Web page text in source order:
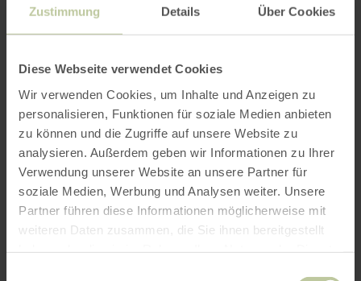
Zustimmung Details Über Cookies
Diese Webseite verwendet Cookies
Wir verwenden Cookies, um Inhalte und Anzeigen zu
personalisieren, Funktionen für soziale Medien anbieten
zu können und die Zugriffe auf unsere Website zu
analysieren. Außerdem geben wir Informationen zu Ihrer
Verwendung unserer Website an unsere Partner für
soziale Medien, Werbung und Analysen weiter. Unsere
Partner führen diese Informationen möglicherweise mit
weiteren Daten zusammen, die Sie ihnen bereitgestellt
Veranstaltungsort:
Altstadt Buchhandlung, Burgstraße 36, Wittlich
Einlass ist ab 18.40 Uhr.
Eintritt: 15€/Person
Impressionen